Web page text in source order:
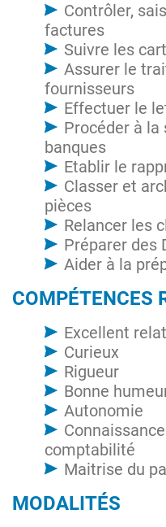
Contrôler,
factures
Suivre les
Assurer le
fournisseurs
Effectuer le
Procéder à
banques
Etablir le
Classer et
pièces
Relancer les
Préparer des
Aider à la
COMPÉTENCES
Excellent
Curieux
Rigueur
Bonne
Autonomie
comptabilité
Maitrise du
MODALITÉS